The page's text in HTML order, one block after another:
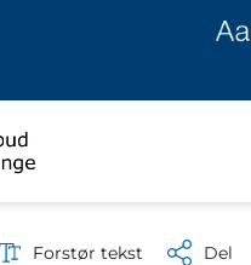
Forstør tekst Del